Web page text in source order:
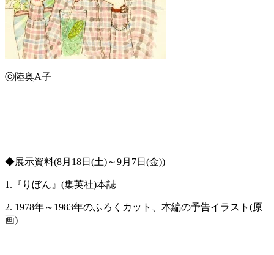
ⓒ陸奥A子
◆展示資料(8月18日(土)～9月7日(金))
1.『りぼん』(集英社)本誌
2. 1978年～1983年のふろくカット、本編の予告イラスト(原
画)